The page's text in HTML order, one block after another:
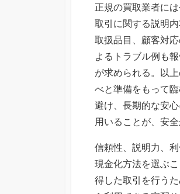
正規の買取業者に
取引に関する説明
取扱品目、顧客対
よるトラブル例も
が求められる。以
べと準備をもって
避け、長期的な安
用いることが、安
信頼性、説明力、
現金化方法を選ぶ
得した取引を行う